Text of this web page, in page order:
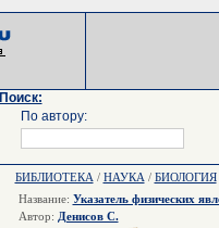
Поиск:
По автору:
БИБЛИОТЕКА / НАУКА / БИОЛОГИЯ
Название: Указатель физических
Автор: Денисов С.